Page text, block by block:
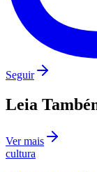
Seguir
Leia
Ver mais
cultura